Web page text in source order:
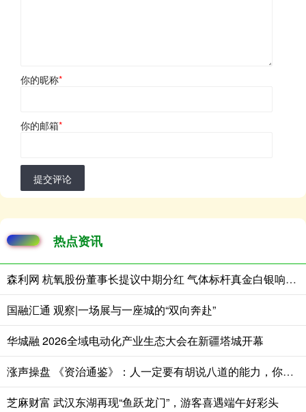
你的昵称*
你的邮箱*
提交评论
热点资讯
森利网 杭氧股份董事长提议中期分红 气体标杆真金白银响应稳市指引
国融汇通 观察|一场展与一座城的“双向奔赴”
华城融 2026全域电动化产业生态大会在新疆塔城开幕
涨声操盘 《资治通鉴》：人一定要有胡说八道的能力，你真诚，别人就整你，人家套你话，你还真诚，人家就把你当傻子溜
芝麻财富 武汉东湖再现“鱼跃龙门”，游客喜遇端午好彩头